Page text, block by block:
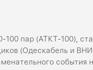
пар (АТКТ-100),
(Одескабель и
события